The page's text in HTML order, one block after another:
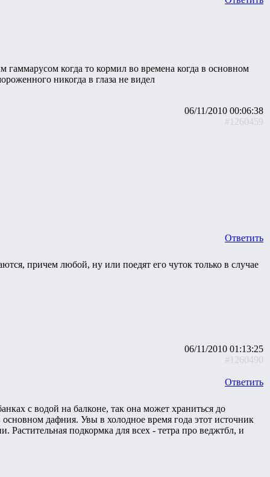
когда то кормил во времена когда в основном
никогда в глаза не видел
06/11/2010 00:06:38
#1260459
Ответить
причем любой, ну или поедят его чуток только в случае
06/11/2010 01:13:25
#1260490
Ответить
с водой на балконе, так она может храниться до
дафния. Увы в холодное время года этот источник
подкормка для всех - тетра про веджтбл, и